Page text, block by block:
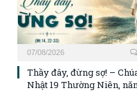
07/08/2026
Thầy đây, đừng sợ! –
Nhật 19 Thường Niên,